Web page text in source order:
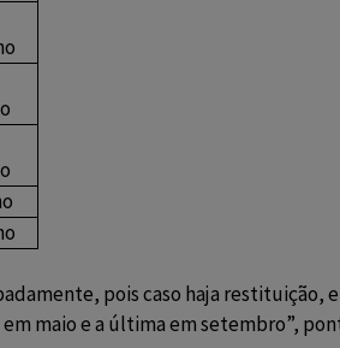
pois caso haja restituição,
maio e a última em setembro”,